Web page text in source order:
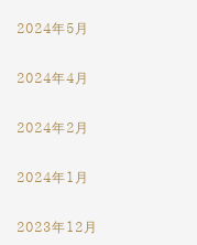
2024年5月
2024年4月
2024年2月
2024年1月
2023年12月